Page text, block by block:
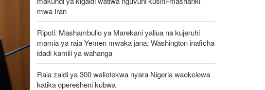
mwa Iran
Ripoti: Mashambulio ya Marekani yaliua na kujeruhi
mamia ya raia Yemen mwaka jana; Washington inaficha
idadi kamili ya wahanga
Raia zaidi ya 300 waliotekwa nyara Nigeria waokolewa
katika operesheni kubwa